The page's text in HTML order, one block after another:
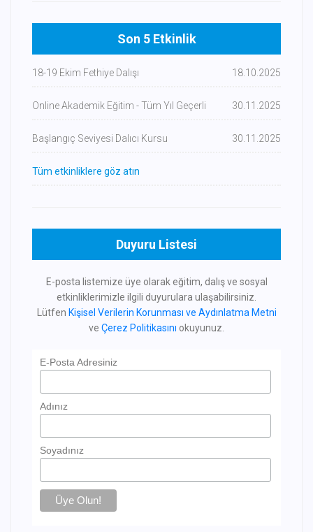
Son 5 Etkinlik
18-19 Ekim Fethiye Dalışı 18.10.2025
Online Akademik Eğitim - Tüm Yıl Geçerli 30.11.2025
Başlangıç Seviyesi Dalıcı Kursu 30.11.2025
Tüm etkinliklere göz atın
Duyuru Listesi
E-posta listemize üye olarak eğitim, dalış ve sosyal
etkinliklerimizle ilgili duyurulara ulaşabilirsiniz.
Lütfen Kişisel Verilerin Korunması ve Aydınlatma Metni
ve Çerez Politikasını okuyunuz.
E-Posta Adresiniz
Adınız
Soyadınız